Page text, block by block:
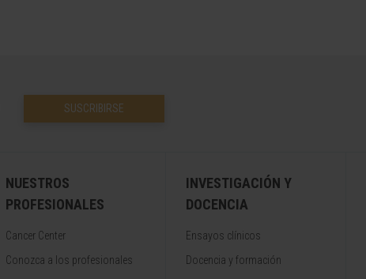
SUSCRIBIRSE
NUESTROS
PROFESIONALES
Cancer Center
Conozca a los profesionales
INVESTIGACIÓN Y
DOCENCIA
Ensayos clínicos
Docencia y formación